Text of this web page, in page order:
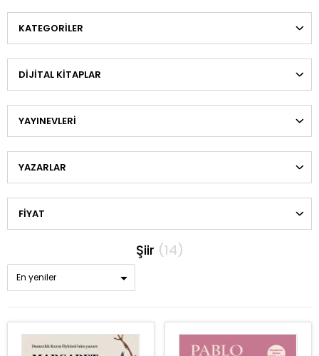
KATEGORILER
DIJITAL KITAPLAR
YAYINEVLERI
YAZARLAR
FIYAT
Şiir (14)
En yeniler